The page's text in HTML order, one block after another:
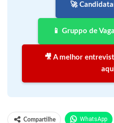
🚀
📱 Gruppo de
🎥 A melhor
Compartilhe WhatsApp